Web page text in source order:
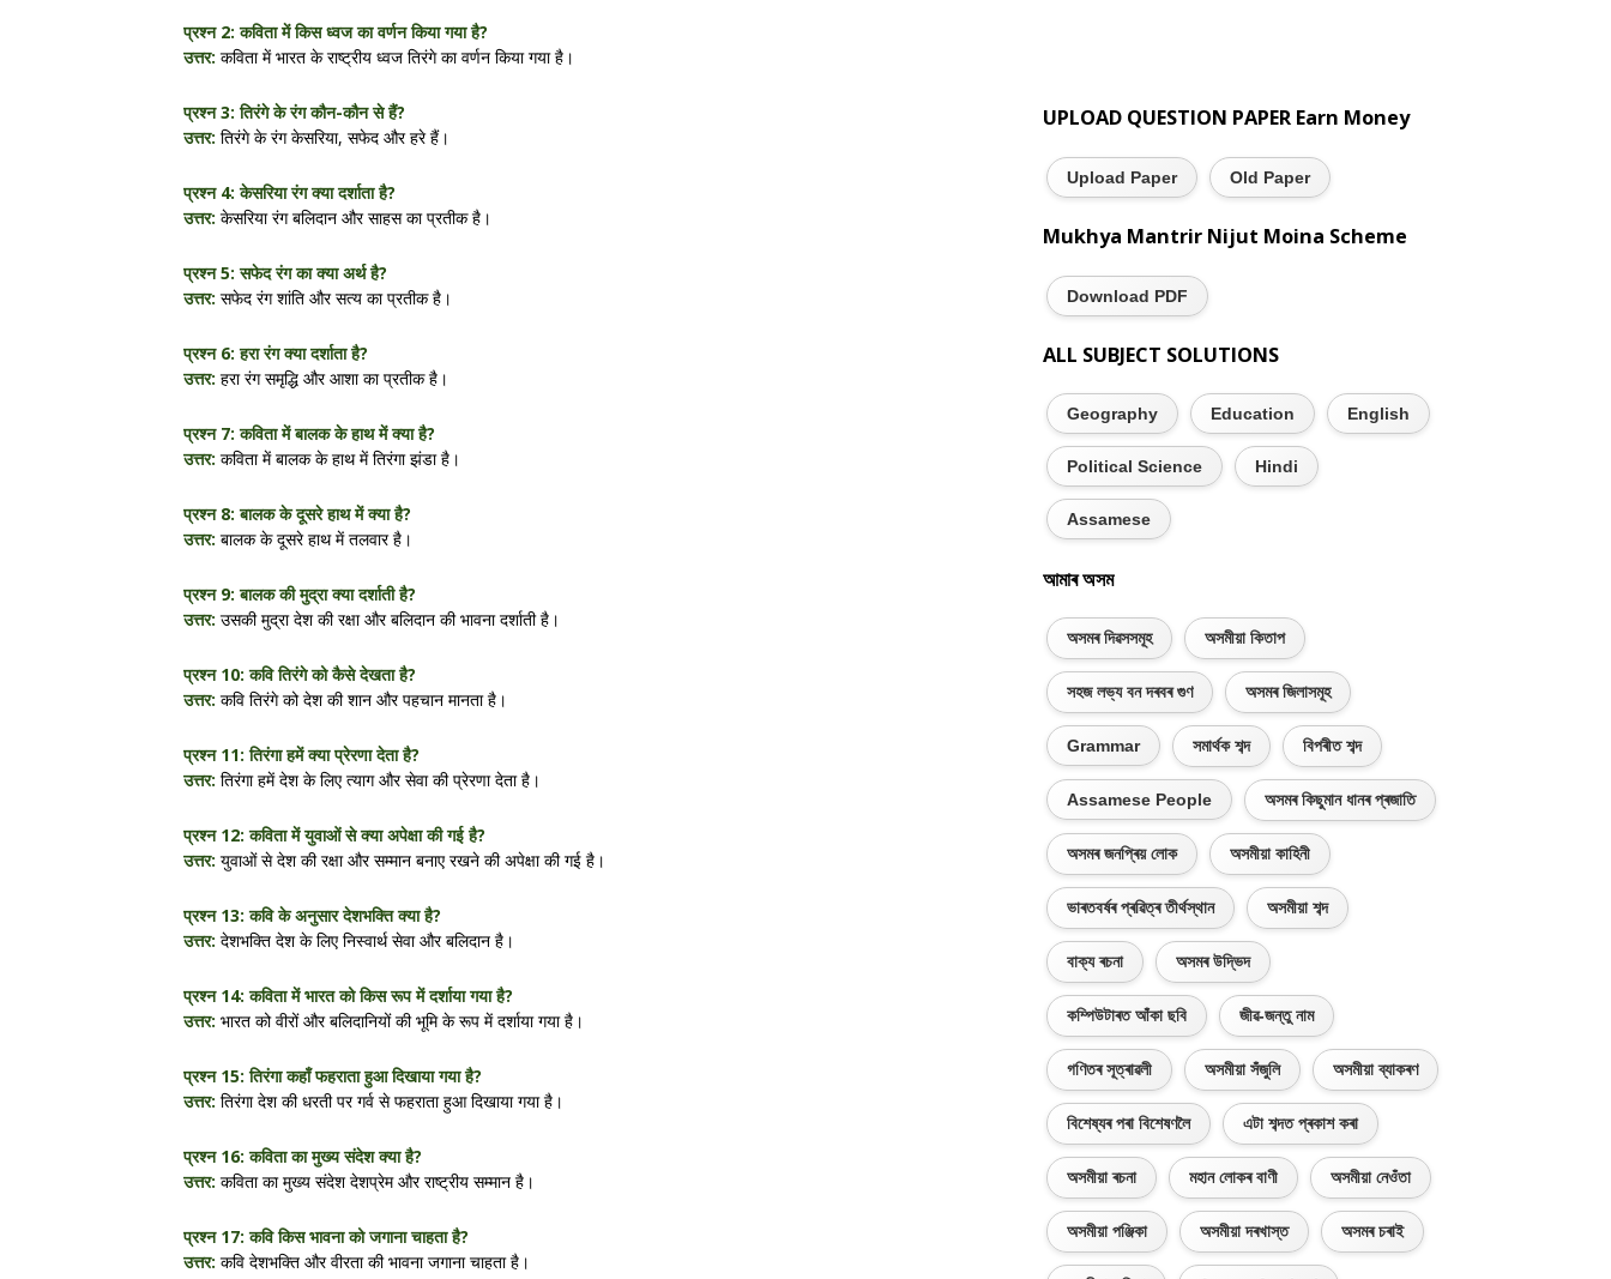
प्रश्न 2: कविता में किस ध्वज का वर्णन किया गया है?
उत्तर: कविता में भारत के राष्ट्रीय ध्वज तिरंगे का वर्णन किया गया है।
प्रश्न 3: तिरंगे के रंग कौन-कौन से हैं?
उत्तर: तिरंगे के रंग केसरिया, सफेद और हरे हैं।
प्रश्न 4: केसरिया रंग क्या दर्शाता है?
उत्तर: केसरिया रंग बलिदान और साहस का प्रतीक है।
प्रश्न 5: सफेद रंग का क्या अर्थ है?
उत्तर: सफेद रंग शांति और सत्य का प्रतीक है।
प्रश्न 6: हरा रंग क्या दर्शाता है?
उत्तर: हरा रंग समृद्धि और आशा का प्रतीक है।
प्रश्न 7: कविता में बालक के हाथ में क्या है?
उत्तर: कविता में बालक के हाथ में तिरंगा झंडा है।
प्रश्न 8: बालक के दूसरे हाथ में क्या है?
उत्तर: बालक के दूसरे हाथ में तलवार है।
प्रश्न 9: बालक की मुद्रा क्या दर्शाती है?
उत्तर: उसकी मुद्रा देश की रक्षा और बलिदान की भावना दर्शाती है।
प्रश्न 10: कवि तिरंगे को कैसे देखता है?
उत्तर: कवि तिरंगे को देश की शान और पहचान मानता है।
प्रश्न 11: तिरंगा हमें क्या प्रेरणा देता है?
उत्तर: तिरंगा हमें देश के लिए त्याग और सेवा की प्रेरणा देता है।
प्रश्न 12: कविता में युवाओं से क्या अपेक्षा की गई है?
उत्तर: युवाओं से देश की रक्षा और सम्मान बनाए रखने की अपेक्षा की गई है।
प्रश्न 13: कवि के अनुसार देशभक्ति क्या है?
उत्तर: देशभक्ति देश के लिए निस्वार्थ सेवा और बलिदान है।
प्रश्न 14: कविता में भारत को किस रूप में दर्शाया गया है?
उत्तर: भारत को वीरों और बलिदानियों की भूमि के रूप में दर्शाया गया है।
प्रश्न 15: तिरंगा कहाँ फहराता हुआ दिखाया गया है?
उत्तर: तिरंगा देश की धरती पर गर्व से फहराता हुआ दिखाया गया है।
प्रश्न 16: कविता का मुख्य संदेश क्या है?
उत्तर: कविता का मुख्य संदेश देशप्रेम और राष्ट्रीय सम्मान है।
प्रश्न 17: कवि किस भावना को जगाना चाहता है?
उत्तर: कवि देशभक्ति और वीरता की भावना जगाना चाहता है।
UPLOAD QUESTION PAPER Earn Money
Upload Paper Old Paper
Mukhya Mantrir Nijut Moina Scheme
Download PDF
ALL SUBJECT SOLUTIONS
Geography Education English
Political Science Hindi
Assamese
আমাৰ অসম
অসমৰ দিৱসসমূহ অসমীয়া কিতাপ
সহজ লভ্য বন দৰবৰ গুণ অসমৰ জিলাসমূহ
Grammar সমাৰ্থক শব্দ বিপৰীত শব্দ
Assamese People অসমৰ কিছুমান ধানৰ প্ৰজাতি
অসমৰ জনপ্ৰিয় লোক অসমীয়া কাহিনী
ভাৰতবৰ্ষৰ প্ৰৱিত্ৰ তীৰ্থস্থান অসমীয়া শব্দ
বাক্য ৰচনা অসমৰ উদ্ভিদ
কম্পিউটাৰত আঁকা ছবি জীৱ-জন্তু নাম
গণিতৰ সূত্ৰাৱলী অসমীয়া সঁজুলি অসমীয়া ব্যাকৰণ
বিশেষ্যৰ পৰা বিশেষণলৈ এটা শব্দত প্ৰকাশ কৰা
অসমীয়া ৰচনা মহান লোকৰ বাণী অসমীয়া নেওঁতা
অসমীয়া পঞ্জিকা অসমীয়া দৰখাস্ত অসমৰ চৰাই